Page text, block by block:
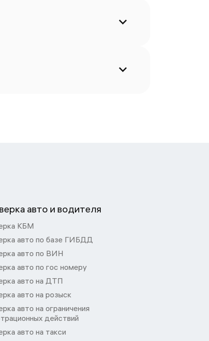
авто и водителя
КБМ
авто по базе ГИБДД
авто по ВИН
авто по гос номеру
авто на ДТП
авто на розыск
авто на ограничения
действий
авто на такси